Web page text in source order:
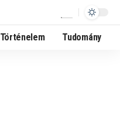
Történelem Tudomány